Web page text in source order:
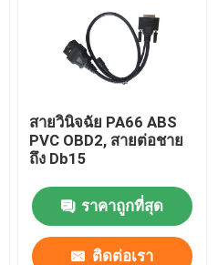
สายวินิจฉัย PA66 ABS
PVC OBD2, สายต่อชาย
ถึง Db15
ราคาถูกที่สุด
ติดต่อเรา